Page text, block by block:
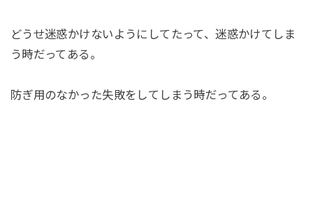
どうせ迷惑かけないようにしてたって、迷惑かけてしま
う時だってある。
防ぎ用のなかった失敗をしてしまう時だってある。